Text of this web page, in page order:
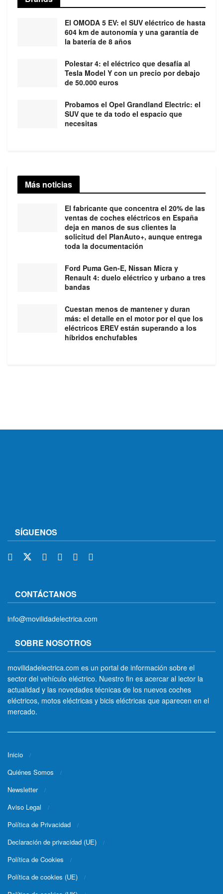
El OMODA 5 EV: el SUV eléctrico de hasta
604 km de autonomía y una garantía de
la batería de 8 años
Polestar 4: el eléctrico que desafía al
Tesla Model Y con un precio por debajo
de 50.000 euros
Probamos el Opel Grandland Electric: el
SUV que te da todo el espacio que
necesitas
Más noticias
El fabricante que concentra el 20% de las
ventas de coches eléctricos en España
deja en manos de sus clientes la
solicitud del PlanAuto+, aunque entrega
toda la documentación
Ford Puma Gen-E, Nissan Micra y
Renault 4: duelo eléctrico y urbano a tres
bandas
Cuestan menos de mantener y duran
más: el detalle en el motor por el que los
eléctricos EREV están superando a los
híbridos enchufables
SÍGUENOS
CONTÁCTANOS
info@movilidadelectrica.com
SOBRE NOSOTROS
movilidadelectrica.com es un portal de información sobre el
sector del vehículo eléctrico. Nuestro fin es acercar al lector la
actualidad y las novedades técnicas de los nuevos coches
eléctricos, motos eléctricas y bicis eléctricas que aparecen en el
mercado.
Inicio
Quiénes Somos
Newsletter
Aviso Legal
Política de Privacidad
Declaración de privacidad (UE)
Política de Cookies
Política de cookies (UE)